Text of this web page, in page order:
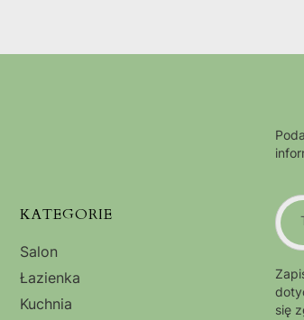
KATEGORIE
Salon
Łazienka
Kuchnia
się